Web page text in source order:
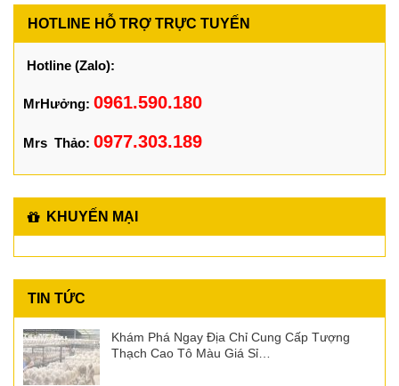
HOTLINE HỖ TRỢ TRỰC TUYẾN
Hotline (Zalo):
MrHưởng: 0961.590.180
Mrs Thảo: 0977.303.189
KHUYẾN MẠI
TIN TỨC
Khám Phá Ngay Địa Chỉ Cung Cấp Tượng
Thạch Cao Tô Màu Giá Sỉ…